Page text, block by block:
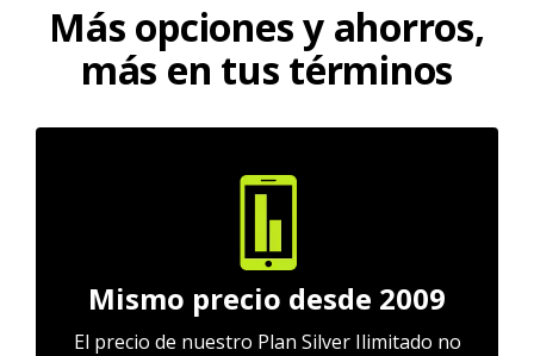
Más opciones y ahorros,
más en tus términos
Mismo precio desde 2009
El precio de nuestro Plan Silver Ilimitado no